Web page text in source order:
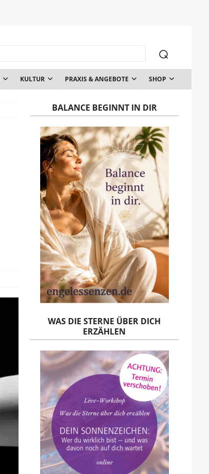
KULTUR PRAXIS & ANGEBOTE SHOP
BALANCE BEGINNT IN DIR
WAS DIE STERNE ÜBER DICH
ERZÄHLEN